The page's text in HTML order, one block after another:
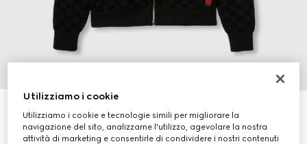
Felpa in jersey con cerniera stampata
CHF 1,550
Utilizziamo i cookie
Utilizziamo i cookie e tecnologie simili per migliorare la
navigazione del sito, analizzarne l'utilizzo, agevolare la nostra
attività di marketing e consentirle di condividere i nostri contenuti